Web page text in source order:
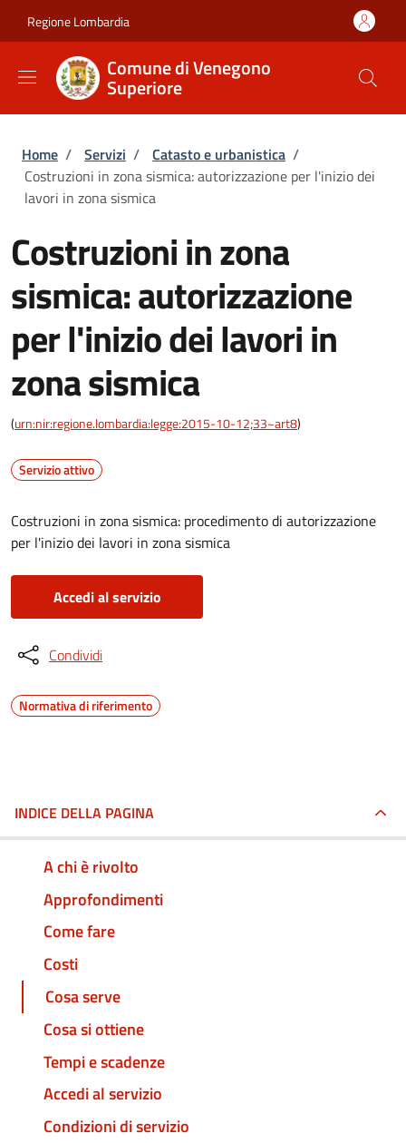
Regione Lombardia
Comune di Venegono
Superiore
Briciole di pane
Home / Servizi / Catasto e urbanistica /
Costruzioni in zona sismica: autorizzazione per l'inizio dei
lavori in zona sismica
Costruzioni in zona
sismica: autorizzazione
per l'inizio dei lavori in
zona sismica
(urn:nir:regione.lombardia:legge:2015-10-12;33~art8)
Servizio attivo
Costruzioni in zona sismica: procedimento di autorizzazione
per l'inizio dei lavori in zona sismica
Accedi al servizio
Condividi
Normativa di riferimento
INDICE DELLA PAGINA
A chi è rivolto
Approfondimenti
Come fare
Costi
Cosa serve
Cosa si ottiene
Tempi e scadenze
Accedi al servizio
Condizioni di servizio